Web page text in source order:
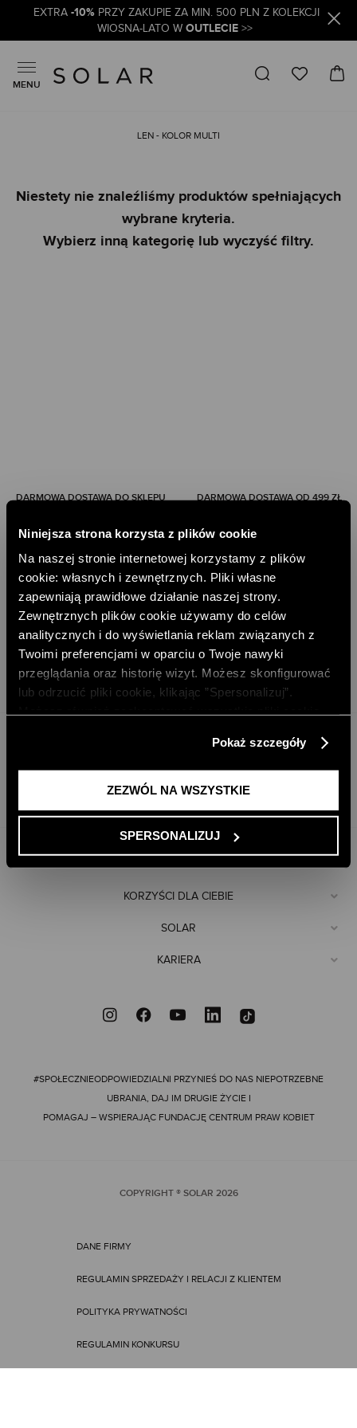
Niniejsza strona korzysta z plików cookie
Na naszej stronie internetowej korzystamy z plików
cookie: własnych i zewnętrznych. Pliki własne
zapewniają prawidłowe działanie naszej strony.
Zewnętrznych plików cookie używamy do celów
analitycznych i do wyświetlania reklam związanych z
Twoimi preferencjami w oparciu o Twoje nawyki
przeglądania oraz historię wizyt. Możesz skonfigurować
lub odrzucić pliki cookie, klikając ”Spersonalizuj”.
Polityce Prywatności
Pokaż szczegóły
ZEZWÓL NA WSZYSTKIE
SPERSONALIZUJ
EXTRA -10% PRZY ZAKUPIE ZA MIN. 500 PLN Z KOLEKCJI
WIOSNA-LATO W OUTLECIE>>
MENU
LEN - KOLOR MULTI
Niestety nie znaleźliśmy produktów spełniających
wybrane kryteria.
Wybierz inną kategorię lub wyczyść filtry.
DARMOWA DOSTAWA DO SKLEPU DARMOWA DOSTAWA OD 499 ZŁ
DARMOWE ZWROTY RATY PAYU 5 X 0%
PAYPO - KUP TERAZ, ZAPŁAĆ PÓŹNIEJ
SKONTAKTUJ SIĘ
DOŁĄCZ DO NEWSLETTERA
ODBIERZ 10% RABATU NA PIERWSZE ZAKUPY
DODAJ EMAIL
POMOC
KORZYŚCI DLA CIEBIE
SOLAR
KARIERA
#SPOŁECZNIEODPOWIEDZIALNI PRZYNIEŚ DO NAS NIEPOTRZEBNE
UBRANIA, DAJ IM DRUGIE ŻYCIE I
POMAGAJ – WSPIERAJĄC FUNDACJĘ CENTRUM PRAW KOBIET
COPYRIGHT ® SOLAR 2026
DANE FIRMY
REGULAMIN SPRZEDAŻY I RELACJI Z KLIENTEM
POLITYKA PRYWATNOŚCI
REGULAMIN KONKURSU